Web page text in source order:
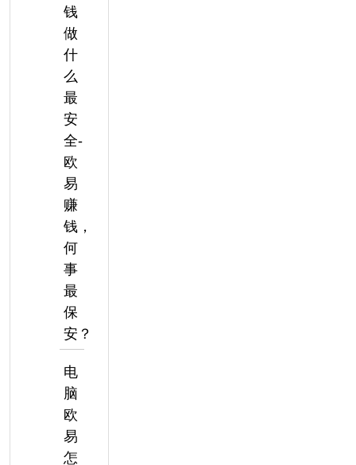
钱
做
什
么
最
安
全-
欧
易
赚
钱，
何
事
最
保
安？
电
脑
欧
易
怎